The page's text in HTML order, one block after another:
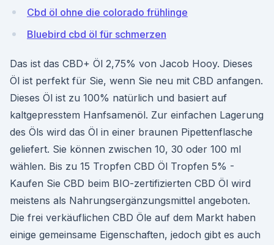
Cbd öl ohne die colorado frühlinge
Bluebird cbd öl für schmerzen
Das ist das CBD+ Öl 2,75% von Jacob Hooy. Dieses
Öl ist perfekt für Sie, wenn Sie neu mit CBD anfangen.
Dieses Öl ist zu 100% natürlich und basiert auf
kaltgepresstem Hanfsamenöl. Zur einfachen Lagerung
des Öls wird das Öl in einer braunen Pipettenflasche
geliefert. Sie können zwischen 10, 30 oder 100 ml
wählen. Bis zu 15 Tropfen CBD Öl Tropfen 5% -
Kaufen Sie CBD beim BIO-zertifizierten CBD Öl wird
meistens als Nahrungsergänzungsmittel angeboten.
Die frei verkäuflichen CBD Öle auf dem Markt haben
einige gemeinsame Eigenschaften, jedoch gibt es auch